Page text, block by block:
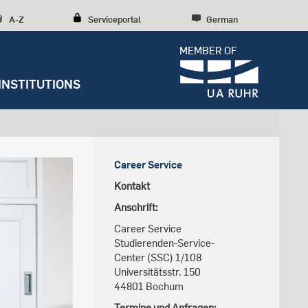
A-Z Serviceportal German
MEMBER OF
Student Life
Research culture
Research structures
Early Career Researchers
Entrepreneurship
Scientific Consulting
News archive
Editorial staff
Sustainability
Spenden und Stiften
Further institutions
Career Service
Kontakt
Anschrift:
Career Service
Studierenden-Service-
Center (SSC) 1/108
Universitätsstr. 150
44801 Bochum